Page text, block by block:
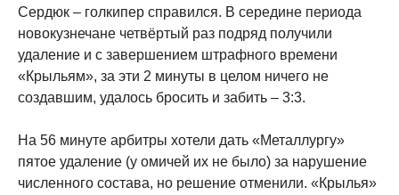
Сердюк – голкипер справился. В середине периода
новокузнечане четвёртый раз подряд получили
удаление и с завершением штрафного времени
«Крыльям», за эти 2 минуты в целом ничего не
создавшим, удалось бросить и забить – 3:3.
На 56 минуте арбитры хотели дать «Металлургу»
пятое удаление (у омичей их не было) за нарушение
численного состава, но решение отменили. «Крылья»